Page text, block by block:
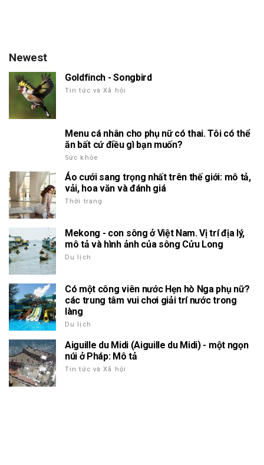
Newest
Goldfinch - Songbird
Tin tức và Xã hội
Menu cá nhân cho phụ nữ có thai. Tôi có thể
ăn bất cứ điều gì bạn muốn?
Sức khỏe
Áo cưới sang trọng nhất trên thế giới: mô tả,
vải, hoa văn và đánh giá
Thời trang
Mekong - con sông ở Việt Nam. Vị trí địa lý,
mô tả và hình ảnh của sông Cửu Long
Du lịch
Có một công viên nước Hẹn hò Nga phụ nữ?
các trung tâm vui chơi giải trí nước trong
làng
Du lịch
Aiguille du Midi (Aiguille du Midi) - một ngọn
núi ở Pháp: Mô tả
Tin tức và Xã hội